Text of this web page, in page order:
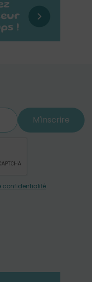
M'inscrire
confidentialité